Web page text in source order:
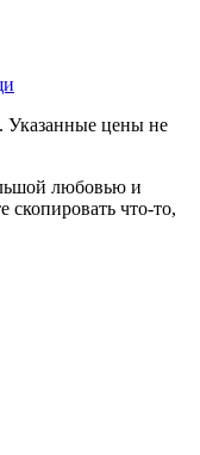
Указанные цены не
любовью и
что-то,